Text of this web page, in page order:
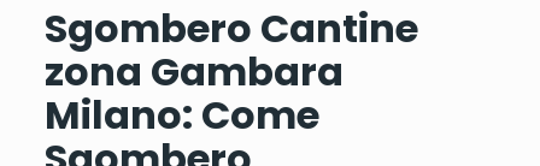
Sgombero Cantine
zona Gambara
Milano: Come